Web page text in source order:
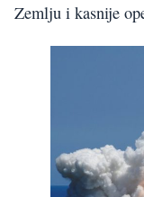
Zemlju i kasnije